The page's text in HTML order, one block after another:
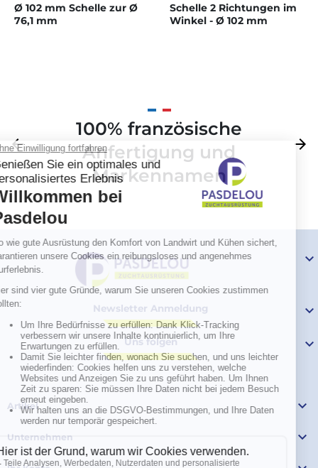
Ø 102 mm Schelle zur Ø
76,1 mm
Schelle 2 Richtungen im
Winkel - Ø 102 mm
Zurück
arrow_back
100% französische
Anfertigung und
Markennamen
Weiter
arrow_forward

Newsletter Anmeldung 
Uns folgen 
Artikel 
Unternehmen 